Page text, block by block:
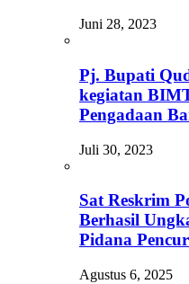
Juni 28, 2023
Pj. Bupati
kegiatan
Pengadaan
Juli 30, 2023
Sat Reskrim
Berhasil
Pidana
Agustus 6, 2025